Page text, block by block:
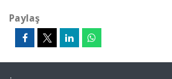
Paylaş